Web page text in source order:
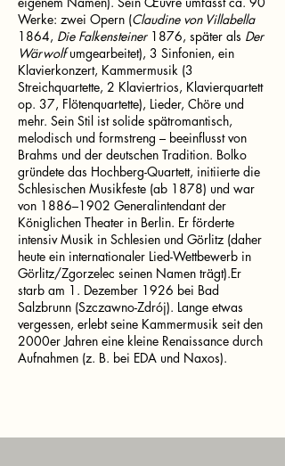
Werke: zwei Opern (Claudine von Villabella
1864, Die Falkensteiner1876, später als Der
Wärwolfumgearbeitet), 3 Sinfonien, ein
Klavierkonzert, Kammermusik (3
Streichquartette, 2 Klaviertrios, Klavierquartett
op. 37, Flötenquartette), Lieder, Chöre und
mehr. Sein Stil ist solide spätromantisch,
melodisch und formstreng – beeinflusst von
Brahms und der deutschen Tradition. Bolko
gründete das Hochberg-Quartett, initiierte die
Schlesischen Musikfeste (ab 1878) und war
von 1886–1902 Generalintendant der
Königlichen Theater in Berlin. Er förderte
intensiv Musik in Schlesien und Görlitz (daher
heute ein internationaler Lied-Wettbewerb in
Görlitz/Zgorzelec seinen Namen trägt).Er
starb am 1. Dezember 1926 bei Bad
Salzbrunn (Szczawno-Zdrój). Lange etwas
vergessen, erlebt seine Kammermusik seit den
2000er Jahren eine kleine Renaissance durch
Aufnahmen (z. B. bei EDA und Naxos).